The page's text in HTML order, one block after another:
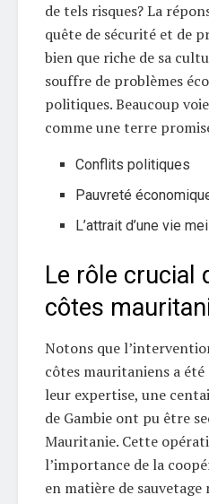
de tels risques? La
quête de sécurité et de
bien que riche de sa
souffre de problèmes
politiques. Beaucoup
comme une terre
Conflits politiques
Pauvreté
L’attrait d’une vie
Le rôle crucial
côtes
Notons que
côtes mauritaniens a
leur expertise, une
de Gambie ont pu être
Mauritanie. Cette
l’importance de la
en matière de sauvetage